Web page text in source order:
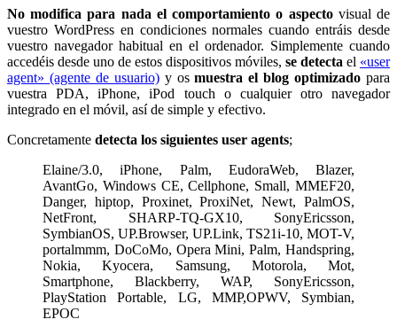
No modifica para nada el comportamiento o aspectovisual de
vuestro WordPress en condiciones normales cuando entráis desde
vuestro navegador habitual en el ordenador. Simplemente cuando
accedéis desde uno de estos dispositivos móviles, se detecta el «user
agent» (agente de usuario)y osmuestra el blog optimizado para
vuestra PDA, iPhone, iPod touch o cualquier otro navegador
integrado en el móvil, así de simple y efectivo.
Concretamente detecta los siguientes user agents;
Elaine/3.0, iPhone, Palm, EudoraWeb, Blazer,
AvantGo, Windows CE, Cellphone, Small, MMEF20,
Danger, hiptop, Proxinet, ProxiNet, Newt, PalmOS,
NetFront, SHARP-TQ-GX10, SonyEricsson,
SymbianOS, UP.Browser, UP.Link, TS21i-10, MOT-V,
portalmmm, DoCoMo, Opera Mini, Palm, Handspring,
Nokia, Kyocera, Samsung, Motorola, Mot,
Smartphone, Blackberry, WAP, SonyEricsson,
PlayStation Portable, LG, MMP,OPWV, Symbian,
EPOC